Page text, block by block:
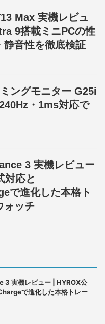
Max 実機レビュ
9搭載ミニPCの性
静音性を徹底検証
ングモニター G25i
・1ms対応で
3 実機レビュー
対応と
で進化した本格ト
ォッチ
実機レビュー | HYROX公
で進化した本格トレー